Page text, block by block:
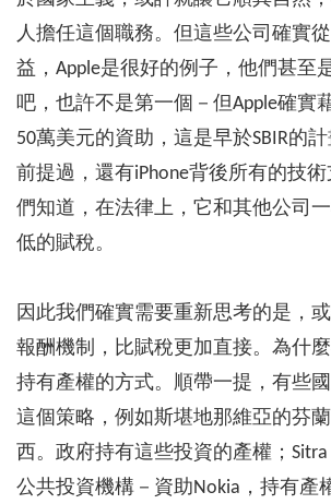
人擔任這個職務。但這些公司確實
益，Apple是很好的例子，他們甚至
吧，也許不是第一個－但Apple確實
50萬美元的資助，這是早於SBIR的
前提過，還有iPhone背後所有的技
們知道，在法律上，它和其他公司
低的賦稅。
因此我們確實需要重新思考的是，
報酬機制，比賦稅更加直接。為什
持有產權的方式。順帶一提，有些
這個策略，例如斯堪地那維亞的芬
西。政府持有這些投資的產權；
公共投資機構－資助Nokia，持有產